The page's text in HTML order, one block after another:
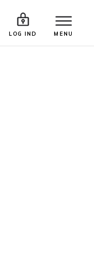
LOG IND MENU